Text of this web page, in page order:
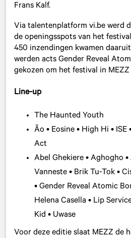
Frans Kalf.
Via talentenplatform vi.be werd
de openingsspots van het
450 inzendingen kwamen
werden acts Gender Reveal
gekozen om het festival in
Line-up
The Haunted Youth
Ão • Eosine • High Hi • ISE
Act
Abel Ghekiere • Aghogho
Vanneste • Brik Tu-Tok •
• Gender Reveal Atomic
Helena Casella • Lip
Kid • Uwase
Voor deze editie slaat MEZZ de